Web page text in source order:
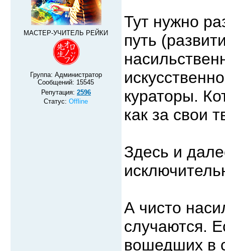
МАСТЕР-УЧИТЕЛЬ РЕЙКИ
Группа: Администратор
Сообщений: 15545
Репутация: 2596
Статус:Offline
Тут нужно
путь
кураторы.
как за свои
Здесь и
А чисто
случаются.
вошедших в